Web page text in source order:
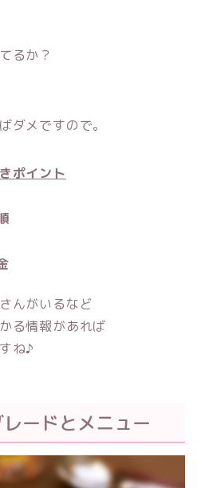
るか？
ダメですので。
ポイント
んがいるなど
る情報があれば
ね♪
ードとメニュー